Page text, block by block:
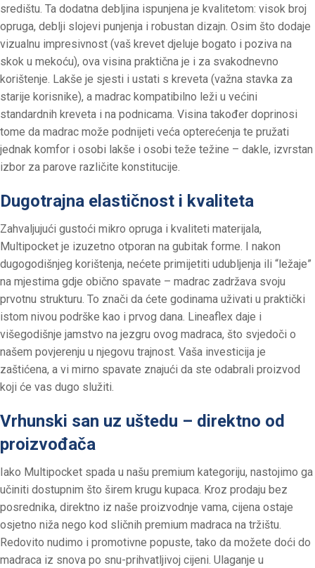
središtu. Ta dodatna debljina ispunjena je kvalitetom: visok broj
opruga, deblji slojevi punjenja i robustan dizajn. Osim što dodaje
vizualnu impresivnost (vaš krevet djeluje bogato i poziva na
skok u mekoću), ova visina praktična je i za svakodnevno
korištenje. Lakše je sjesti i ustati s kreveta (važna stavka za
starije korisnike), a madrac kompatibilno leži u većini
standardnih kreveta i na podnicama. Visina također doprinosi
tome da madrac može podnijeti veća opterećenja te pružati
jednak komfor i osobi lakše i osobi teže težine – dakle, izvrstan
izbor za parove različite konstitucije.
Dugotrajna elastičnost i kvaliteta
Zahvaljujući gustoći mikro opruga i kvaliteti materijala,
Multipocket je izuzetno otporan na gubitak forme. I nakon
dugogodišnjeg korištenja, nećete primijetiti udubljenja ili “ležaje”
na mjestima gdje obično spavate – madrac zadržava svoju
prvotnu strukturu. To znači da ćete godinama uživati u praktički
istom nivou podrške kao i prvog dana. Lineaflex daje i
višegodišnje jamstvo na jezgru ovog madraca, što svjedoči o
našem povjerenju u njegovu trajnost. Vaša investicija je
zaštićena, a vi mirno spavate znajući da ste odabrali proizvod
koji će vas dugo služiti.
Vrhunski san uz uštedu – direktno od
proizvođača
Iako Multipocket spada u našu premium kategoriju, nastojimo ga
učiniti dostupnim što širem krugu kupaca. Kroz prodaju bez
posrednika, direktno iz naše proizvodnje vama, cijena ostaje
osjetno niža nego kod sličnih premium madraca na tržištu.
Redovito nudimo i promotivne popuste, tako da možete doći do
madraca iz snova po snu-prihvatljivoj cijeni. Ulaganje u